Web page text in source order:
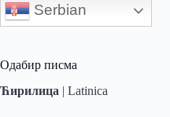
Serbian
Одабир писма
Ћирилица | Latinica